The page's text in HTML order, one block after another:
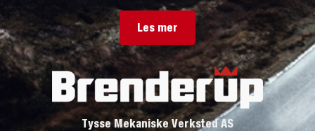
Les mer
Tysse Mekaniske Verksted AS